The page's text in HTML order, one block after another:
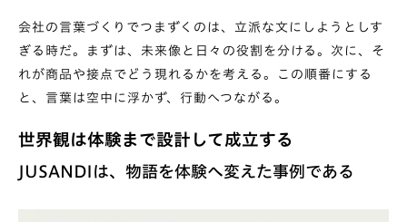
会社の言葉づくりでつまずくのは、立派な文にしようとしす
ぎる時だ。まずは、未来像と日々の役割を分ける。次に、そ
れが商品や接点でどう現れるかを考える。この順番にする
と、言葉は空中に浮かず、行動へつながる。
世界観は体験まで設計して成立する
JUSANDIは、物語を体験へ変えた事例である